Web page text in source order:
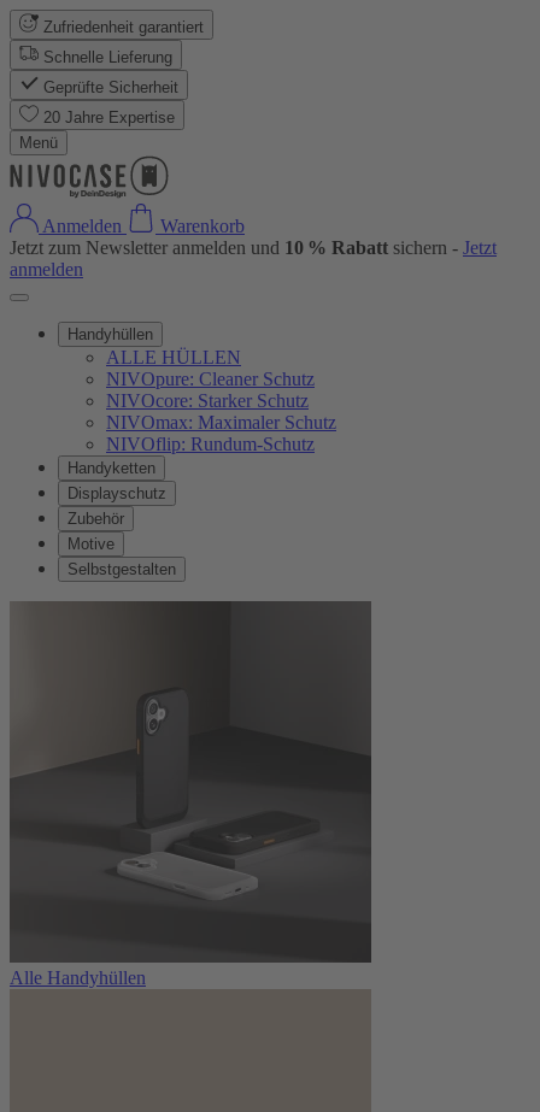
Zufriedenheit garantiert
Schnelle Lieferung
Geprüfte Sicherheit
20 Jahre Expertise
Menü
Anmelden
Warenkorb
Jetzt zum Newsletter anmelden und 10 % Rabatt sichern - Jetzt
anmelden
Handyhüllen
ALLE HÜLLEN
NIVOpure: Cleaner Schutz
NIVOcore: Starker Schutz
NIVOmax: Maximaler Schutz
NIVOflip: Rundum-Schutz
Handyketten
Displayschutz
Zubehör
Motive
Selbstgestalten
Alle Handyhüllen